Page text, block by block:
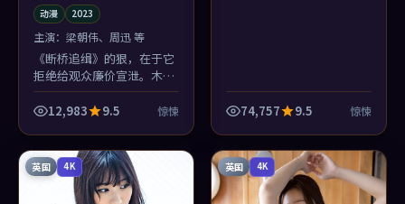
动漫 2023
主演： 梁朝伟、周迅 等
《断桥追缉》的狠，在于它
拒绝给观众廉价宣泄。木村
拓哉该哭的时候不哭，该笑
的时候笑一下，像把盐撒进
12,983 9.5 惊悚 74,757 9.5 惊悚
英国 4K 英国 4K